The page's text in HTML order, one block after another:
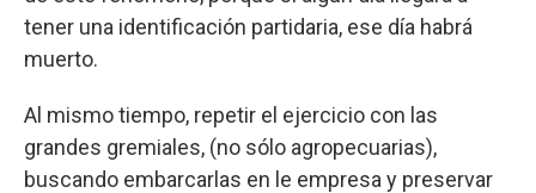
tener una identificación partidaria, ese día habrá
muerto.
Al mismo tiempo, repetir el ejercicio con las
grandes gremiales, (no sólo agropecuarias),
buscando embarcarlas en le empresa y preservar